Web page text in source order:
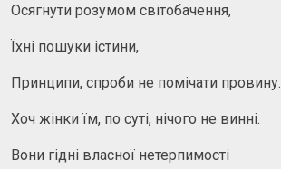
Осягнути розумом світобачення,
Їхні пошуки істини,
Принципи, спроби не помічати провину.
Хоч жінки їм, по суті, нічого не винні.
Вони гідні власної нетерпимості